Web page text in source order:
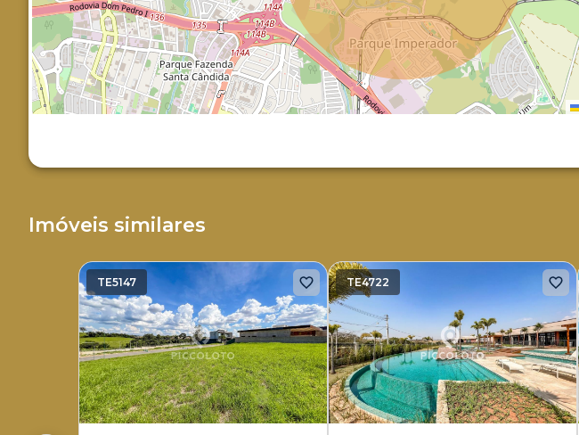
Imóveis similares
TE5147 TE4722